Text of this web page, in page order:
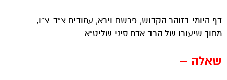
דף היומי בזוהר הקדוש, פרשת וירא, עמודים צ”ד-צ”ו,
מתוך שיעורו של הרב אדם סיני שליט”א.
שאלה –